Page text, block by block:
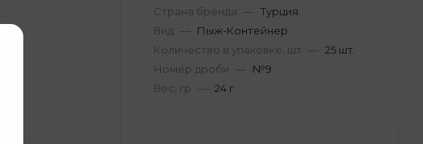
Страна бренда — Турция
Вид — Пыж-Контейнер
Количество в упаковке, шт — 25 шт.
Номер дроби — №9
Вес, гр — 24 г.